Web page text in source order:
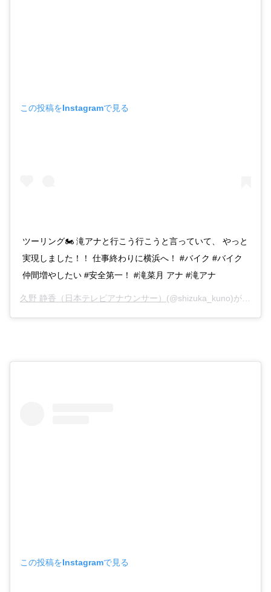
この投稿をInstagramで見る
ツーリング🏍 滝アナと行こう行こうと言っていて、 やっと
実現しました！！ 仕事終わりに横浜へ！ #バイク #バイク
仲間増やしたい #安全第一！ #滝菜月 アナ #滝アナ
久野 静香（日本テレビアナウンサー） (@shizuka_kuno)がシェアした投稿 –
この投稿をInstagramで見る